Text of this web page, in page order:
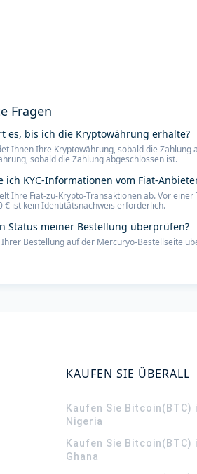
Fragen
es, bis ich die Kryptowährung erhalte?
Ihnen Ihre Kryptowährung, sobald die
sobald die Zahlung abgeschlossen ist.
ich KYC-Informationen vom Fiat-
Ihre Fiat-zu-Krypto-Transaktionen ab. Vor
€ ist kein Identitätsnachweis erforderlich.
Status meiner Bestellung überprüfen?
Ihrer Bestellung auf der Mercuryo-Bestellseite
KAUFEN SIE ÜBERALL
Kaufen Sie Bitcoin(BTC)
Nigeria
Kaufen Sie Bitcoin(BTC)
Ghana